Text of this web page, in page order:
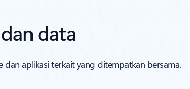
data
aplikasi terkait yang ditempatkan bersama.